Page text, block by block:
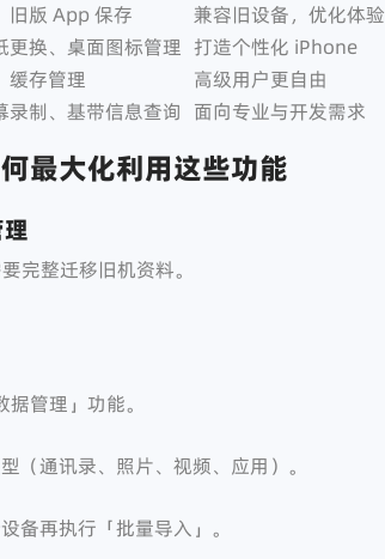
旧版 App 保存
兼容旧设备，优化体验
更换、桌面图标管理 打造个性化 iPhone
缓存管理
高级用户更自由
录制、基带信息查询 面向专业与开发需求
最大化利用这些功能
完整迁移旧机资料。
管理」功能。
（通讯录、照片、视频、应用）。
备再执行「批量导入」。